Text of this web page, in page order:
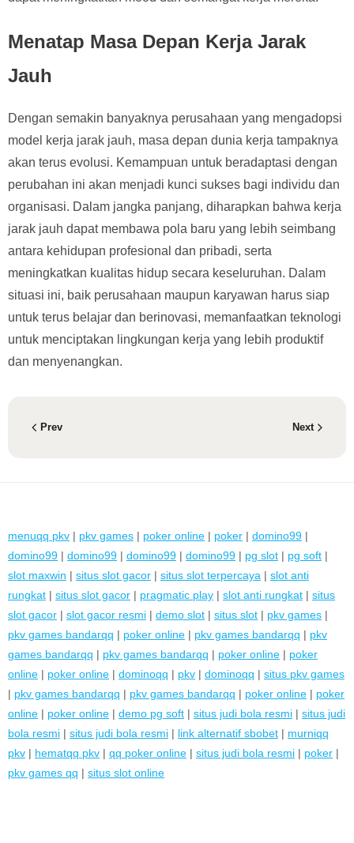
Menatap Masa Depan Kerja Jarak
Jauh
Dengan semakin banyaknya perusahaan yang mengadopsi
model kerja jarak jauh, masa depan dunia kerja tampaknya
akan terus evolusi. Kemampuan untuk beradaptasi dengan
perubahan ini akan menjadi kunci sukses bagi individu dan
organisasi. Dalam jangka panjang, diharapkan bahwa kerja
jarak jauh dapat membawa pola baru yang lebih seimbang
antara kehidupan profesional dan pribadi, serta
meningkatkan kualitas hidup secara keseluruhan. Dalam
situasi ini, baik perusahaan maupun karyawan harus siap
untuk terus belajar dan berinovasi, memanfaatkan teknologi
untuk menciptakan lingkungan kerja yang lebih produktif
dan menyenangkan.
Prev Next
menuqq pkv | pkv games | poker online | poker | domino99 |
domino99 | domino99 | domino99 | domino99 | pg slot | pg soft |
slot maxwin | situs slot gacor | situs slot terpercaya | slot anti
rungkat | situs slot gacor | pragmatic play | slot anti rungkat | situs
slot gacor | slot gacor resmi | demo slot | situs slot | pkv games |
pkv games bandarqq | poker online | pkv games bandarqq | pkv
games bandarqq | pkv games bandarqq | poker online | poker
online | poker online | dominoqq | pkv | dominoqq | situs pkv games
| pkv games bandarqq | pkv games bandarqq | poker online | poker
online | poker online | demo pg soft | situs judi bola resmi | situs judi
bola resmi | situs judi bola resmi | link alternatif sbobet | murniqq
pkv | hematqq pkv | qq poker online | situs judi bola resmi | poker |
pkv games qq | situs slot online